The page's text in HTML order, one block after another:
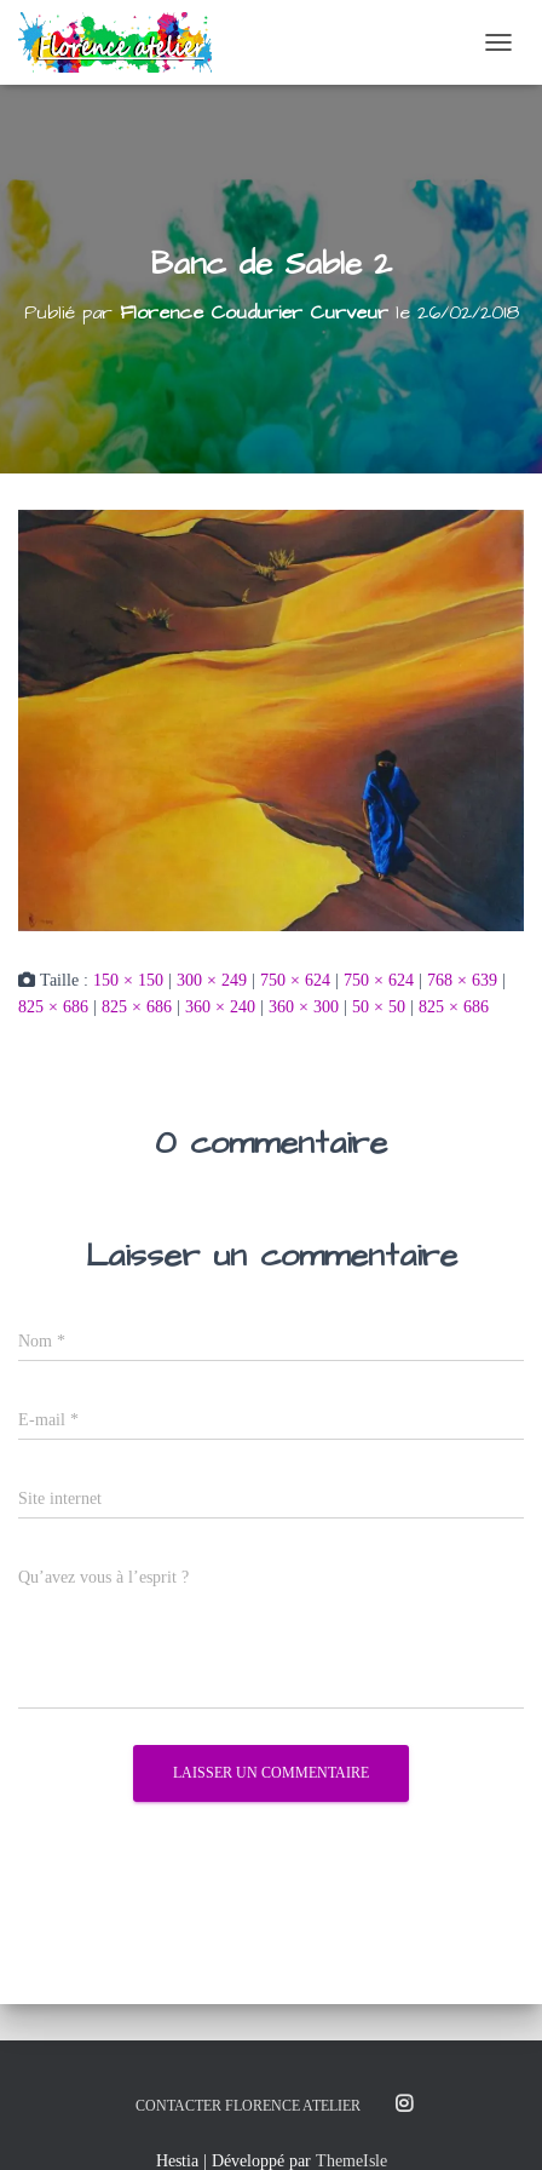
Banc de Sable 2
Publié parFlorence Coudurier Curveurle26/02/2018
Taille : 150 × 150 300 × 249 750 × 624 750 × 624 768 × 639
825 × 686
825 × 686 360 × 240 360 × 300 50 × 50 825 × 686
0 commentaire
Laisser un commentaire
Nom *
E-mail *
Site internet
Qu’avez vous à l’esprit ?
CONTACTER FLORENCE ATELIER
Hestia | Développé par ThemeIsle